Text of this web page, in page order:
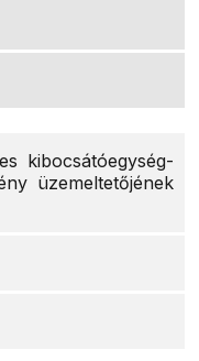
kibocsátóegység-
üzemeltetőjének